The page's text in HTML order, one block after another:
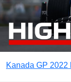
Kanada GP